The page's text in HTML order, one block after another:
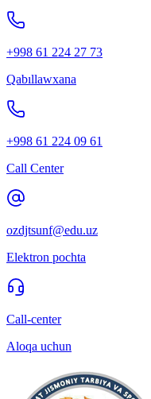
+998 61 224 27 73
Qabıllawxana
+998 61 224 09 61
Call Center
ozdjtsunf@edu.uz
Elektron pochta
Call-center
Aloqa uchun